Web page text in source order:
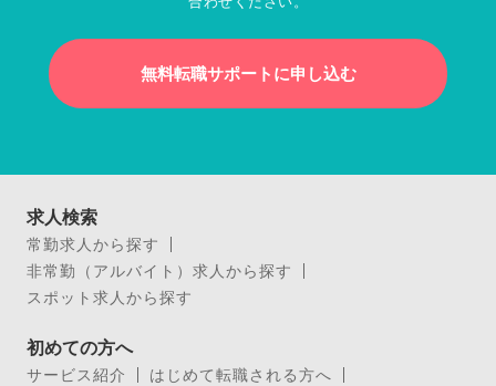
無料転職サポートに申し込む
求人検索
常勤求人から探す
非常勤（アルバイト）求人から探す
スポット求人から探す
初めての方へ
サービス紹介
はじめて転職される方へ